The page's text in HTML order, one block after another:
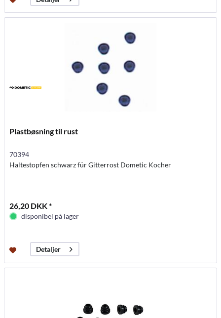
Plastbøsning til rust
70394
Haltestopfen schwarz für Gitterrost Dometic Kocher
26,20 DKK *
disponibel på lager
Detaljer